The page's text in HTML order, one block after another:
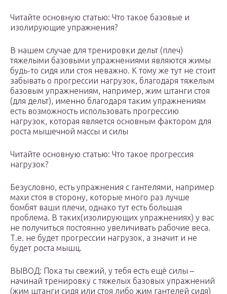
Читайте основную статью: Что такое базовые и
изолирующие упражнения?
В нашем случае для тренировки дельт (плеч)
тяжелыми базовыми упражнениями являются жимы
будь-то сидя или стоя неважно. К тому же тут не стоит
забывать о прогрессии нагрузок, благодаря тяжелым
базовым упражнениям, например, жим штанги стоя
(для дельт), именно благодаря таким упражнениям
есть возможность использовать прогрессию
нагрузок, которая является основным фактором для
роста мышечной массы и силы
Читайте основную статью: Что такое прогрессия
нагрузок?
Безусловно, есть упражнения с гантелями, например
махи стоя в сторону, которые много раз лучше
бомбят ваши плечи, однако тут есть большая
проблема. В таких(изолирующих упражнениях) у вас
не получиться постоянно увеличивать рабочие веса.
Т.е. не будет прогрессии нагрузок, а значит и не
будет роста мышц.
ВЫВОД: Пока ты свежий, у тебя есть ещё силы –
начинай тренировку с тяжелых базовых упражнений
(жим штанги сидя или стоя либо жим гантелей сидя)